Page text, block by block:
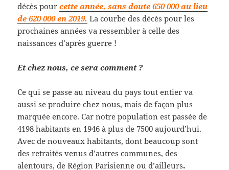
décès pourcette année, sans doute 650 000 au lieu
de 620 000 en 2019. La courbe des décès pour les
prochaines années va ressembler à celle des
naissances d’après guerre !
Et chez nous, ce sera comment ?
Ce qui se passe au niveau du pays tout entier va
aussi se produire chez nous, mais de façon plus
marquée encore. Car notre population est passée de
4198 habitants en 1946 à plus de 7500 aujourd’hui.
Avec de nouveaux habitants, dont beaucoup sont
des retraités venus d’autres communes, des
alentours, de Région Parisienne ou d’ailleurs.